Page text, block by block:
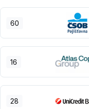
60
16
28